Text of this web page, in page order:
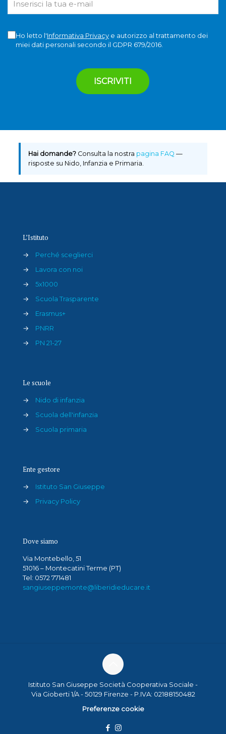
Ho letto l'Informativa Privacye autorizzo al trattamento dei
miei dati personali secondo il GDPR 679/2016.
Hai domande?Consulta la nostra pagina FAQ —
risposte su Nido, Infanzia e Primaria.
L’Istituto
→
Perché sceglierci
→
Lavora con noi
→
5x1000
→
Scuola Trasparente
→
Erasmus+
→
PNRR
→
PN 21-27
Le scuole
→
Nido di infanzia
→
Scuola dell'infanzia
→
Scuola primaria
Ente gestore
→
Istituto San Giuseppe
→
Privacy Policy
Dove siamo
Via Montebello, 51
51016 – Montecatini Terme (PT)
Tel: 0572 771481
sangiuseppemonte@liberidieducare.it
Istituto San Giuseppe Società Cooperativa Sociale -
Via Gioberti 1/A - 50129 Firenze - P.IVA: 02188150482
Preferenze cookie